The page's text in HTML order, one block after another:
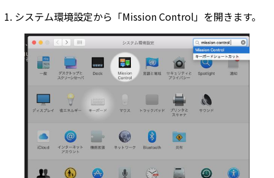
システム環境設定から「Mission Control」を開きます。